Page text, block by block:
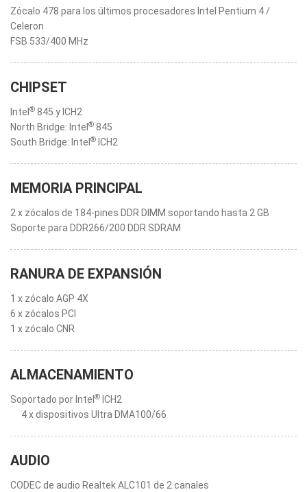
Zócalo 478 para los últimos procesadores Intel Pentium 4 /
Celeron
FSB 533/400 MHz
CHIPSET
Intel ® 845 y ICH2
North Bridge: Intel ® 845
South Bridge: Intel ® ICH2
MEMORIA PRINCIPAL
2 x zócalos de 184-pines DDR DIMM soportando hasta 2 GB
Soporte para DDR266/200 DDR SDRAM
RANURA DE EXPANSIÓN
1 x zócalo AGP 4X
6 x zócalos PCI
1 x zócalo CNR
ALMACENAMIENTO
Soportado por Intel ® ICH2
4 x dispositivos Ultra DMA100/66
AUDIO
CODEC de audio Realtek ALC101 de 2 canales